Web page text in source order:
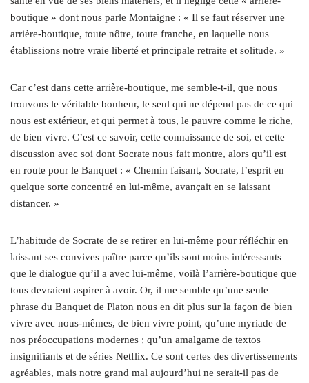
boutique » dont nous parle Montaigne : « Il se faut réserver une
arrière-boutique, toute nôtre, toute franche, en laquelle nous
établissions notre vraie liberté et principale retraite et solitude. »
Car c’est dans cette arrière-boutique, me semble-t-il, que nous
trouvons le véritable bonheur, le seul qui ne dépend pas de ce qui
nous est extérieur, et qui permet à tous, le pauvre comme le riche,
de bien vivre. C’est ce savoir, cette connaissance de soi, et cette
discussion avec soi dont Socrate nous fait montre, alors qu’il est
en route pour le Banquet : « Chemin faisant, Socrate, l’esprit en
quelque sorte concentré en lui-même, avançait en se laissant
distancer. »
L’habitude de Socrate de se retirer en lui-même pour réfléchir en
laissant ses convives paître parce qu’ils sont moins intéressants
que le dialogue qu’il a avec lui-même, voilà l’arrière-boutique que
tous devraient aspirer à avoir. Or, il me semble qu’une seule
phrase du Banquet de Platon nous en dit plus sur la façon de bien
vivre avec nous-mêmes, de bien vivre point, qu’une myriade de
nos préoccupations modernes ; qu’un amalgame de textos
insignifiants et de séries Netflix. Ce sont certes des divertissements
agréables, mais notre grand mal aujourd’hui ne serait-il pas de